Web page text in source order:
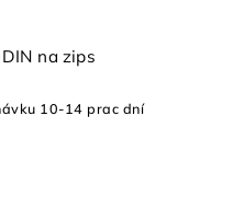
na zips
10-14 prac dní